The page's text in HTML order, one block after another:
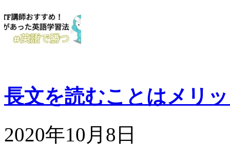
長文を読むことはメリ
2020年10月8日